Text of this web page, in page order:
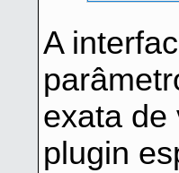
A
exata de
plugin